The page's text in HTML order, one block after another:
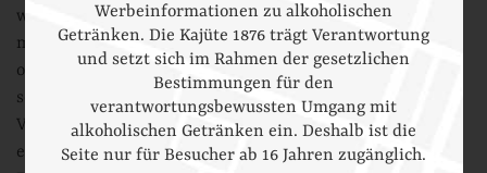
wurde unser Bier in Hamburg gebraut, und KajütenBräu,
mit Sitz an der Holmertorstraße in der Holländerstadt,
organisierte auch Vertrieb, Marketing und Lagerhaltung
sowie das B2B-Geschäft.
Von Mai 2019 bis Anfang 2024 gab es unser„1621-Donker“
ein dunkles 1621 im Stile eines klassischen Müchner
Werbeinformationen zu alkoholischen
Getränken. Die Kajüte 1876 trägt Verantwortung
und setzt sich im Rahmen der gesetzlichen
Bestimmungen für den
verantwortungsbewussten Umgang mit
alkoholischen Getränken ein. Deshalb ist die
Seite nur für Besucher ab 16 Jahren zugänglich.